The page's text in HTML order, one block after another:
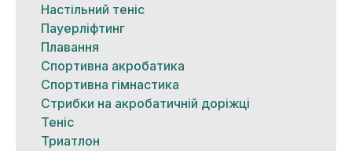
Настільний теніс
Пауерліфтинг
Плавання
Спортивна акробатика
Спортивна гімнастика
Стрибки на акробатичній доріжці
Теніс
Триатлон